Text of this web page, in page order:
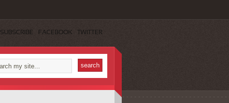
SUBSCRIBE FACEBOOK TWITTER